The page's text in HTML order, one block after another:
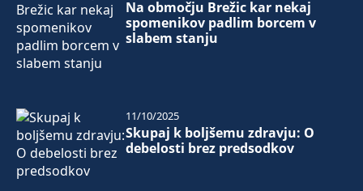
Na območju Brežic kar nekaj
spomenikov padlim borcem v
slabem stanju
Skupaj k boljšemu zdravju: O
debelosti brez predsodkov
11/10/2025